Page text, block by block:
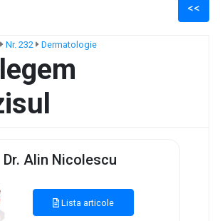
<<
Nr. 232 Dermatologie
Dr. Alin Nicolescu
Lista articole